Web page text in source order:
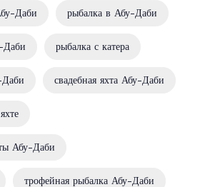
Даби рыбалка в Абу-Даби
Даби рыбалка с катера
свадебная яхта Абу-Даби
Абу-Даби
трофейная рыбалка Абу-Даби